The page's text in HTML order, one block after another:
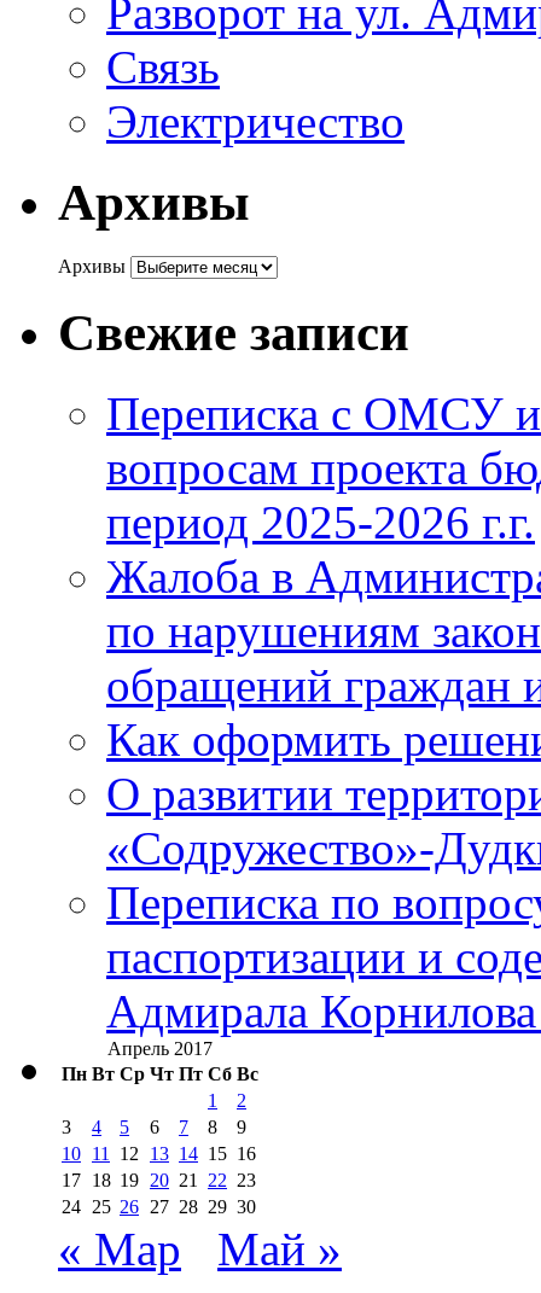
Разворот на ул.
Связь
Электричество
Архивы
Архивы
Свежие записи
Переписка с ОМСУ
вопросам проекта
период 2025-2026 г.г.
Жалоба в
по нарушениям
обращений граждан
Как оформить
О развитии
«Содружество»-
Переписка по
паспортизации и
Адмирала
Апрель 2017
Пн Вт Ср Чт Пт Сб Вс
1
2
3
4 5 6 7 8
9
10 11 12 13 14 15 16
17 18 19 20 21 22 23
24 25 26 27 28 29 30
« Мар
Май »